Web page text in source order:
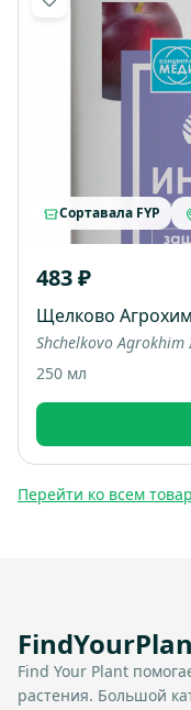
Сортавала FYP
483 ₽
Щелково
Shchelkovo
250 мл
Перейти ко всем
Find Your Plant
растения. Большой